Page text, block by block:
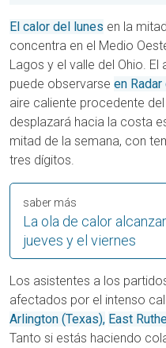
El calor del lunes en la
concentra en el Medio
Lagos y el valle del Ohio.
puede observarse en
aire caliente procedente
desplazará hacia la costa
mitad de la semana, con
tres dígitos.
La ola de calor
jueves y el viernes
saber más
Los asistentes a los
afectados por el intenso
Arlington (Texas), East
Tanto si estás haciendo